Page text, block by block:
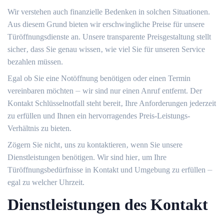
Wir verstehen auch finanzielle Bedenken in solchen Situationen.​
Aus diesem Grund bieten wir erschwingliche Preise für unsere
Türöffnungsdienste an.​ Unsere transparente Preisgestaltung stellt
sicher‚ dass Sie genau wissen‚ wie viel Sie für unseren Service
bezahlen müssen.​
Egal ob Sie eine Notöffnung benötigen oder einen Termin
vereinbaren möchten ⏤ wir sind nur einen Anruf entfernt.​ Der
Kontakt Schlüsselnotfall steht bereit‚ Ihre Anforderungen jederzeit
zu erfüllen und Ihnen ein hervorragendes Preis-Leistungs-
Verhältnis zu bieten.​
Zögern Sie nicht‚ uns zu kontaktieren‚ wenn Sie unsere
Dienstleistungen benötigen.​ Wir sind hier‚ um Ihre
Türöffnungsbedürfnisse in Kontakt und Umgebung zu erfüllen ⏤
egal zu welcher Uhrzeit.​
Dienstleistungen des Kontakt